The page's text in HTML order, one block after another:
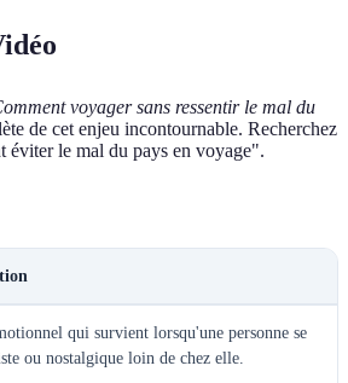
voyager sans ressentir le mal du
de cet enjeu incontournable. Recherchez
éviter le mal du pays en voyage".
qui survient lorsqu'une personne se
ou nostalgique loin de chez elle.